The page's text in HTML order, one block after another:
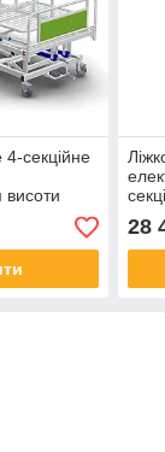
секційне
28